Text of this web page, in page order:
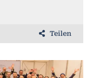
Teilen